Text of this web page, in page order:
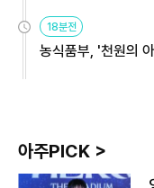
18분전
농식품부, '천원의
아주PICK >